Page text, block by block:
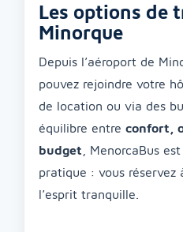
Les options de
Minorque
Depuis l’aéroport de
pouvez rejoindre votre
de location ou via des
équilibre entre confort,
budget , MenorcaBus
pratique : vous réservez
l’esprit tranquille.